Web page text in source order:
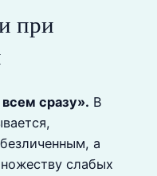
при
сразу». В
а
слабых